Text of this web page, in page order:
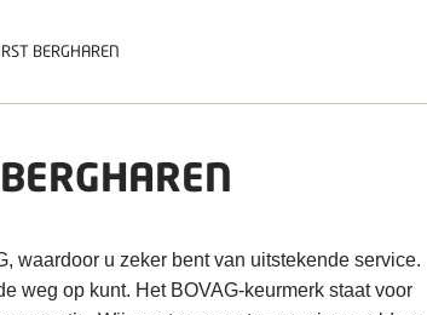
BERGHAREN
waardoor u zeker bent van uitstekende service.
weg op kunt. Het BOVAG-keurmerk staat voor